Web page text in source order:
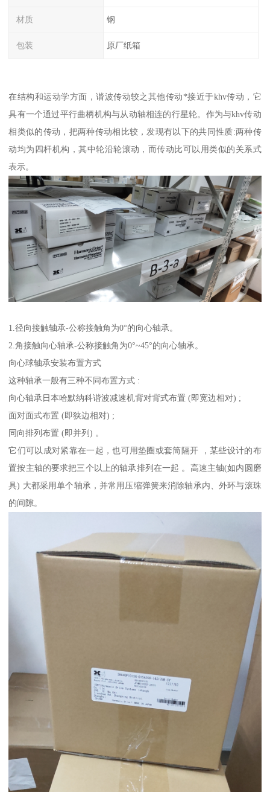
材质 钢
包装 原厂纸箱
在结构和运动学方面，谐波传动较之其他传动*接近于khv传动，它
具有一个通过平行曲柄机构与从动轴相连的行星轮。作为与khv传动
相类似的传动，把两种传动相比较，发现有以下的共同性质:两种传
动均为四杆机构，其中轮沿轮滚动，而传动比可以用类似的关系式
表示。
1.径向接触轴承-公称接触角为0°的向心轴承。
2.角接触向心轴承-公称接触角为0°~45°的向心轴承。
向心球轴承安装布置方式
这种轴承一般有三种不同布置方式 :
向心轴承日本哈默纳科谐波减速机背对背式布置 (即宽边相对) ;
面对面式布置 (即狭边相对) ;
同向排列布置 (即并列) 。
它们可以成对紧靠在一起，也可用垫圈或套筒隔开 ，某些设计的布
置按主轴的要求把三个以上的轴承排列在一起 。高速主轴(如内圆磨
具) 大都采用单个轴承，并常用压缩弹簧来消除轴承内、外环与滚珠
的间隙。